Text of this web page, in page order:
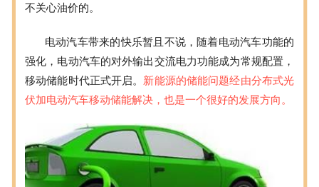
不关心油价的。
电动汽车带来的快乐暂且不说，随着电动汽车功能的
强化，电动汽车的对外输出交流电力功能成为常规配置，
移动储能时代正式开启。 新能源的储能问题经由分布式光
伏加电动汽车移动储能解决，也是一个很好的发展方向。